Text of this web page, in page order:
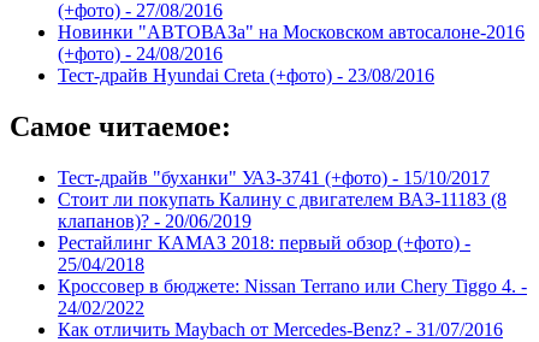
(+фото) - 27/08/2016
Новинки "АВТОВАЗа" на Московском автосалоне-2016
(+фото) - 24/08/2016
Тест-драйв Hyundai Creta (+фото) - 23/08/2016
Самое читаемое:
Тест-драйв "буханки" УАЗ-3741 (+фото) - 15/10/2017
Стоит ли покупать Калину с двигателем ВАЗ-11183 (8
клапанов)? - 20/06/2019
Рестайлинг КАМАЗ 2018: первый обзор (+фото) -
25/04/2018
Кроссовер в бюджете: Nissan Terrano или Chery Tiggo 4. -
24/02/2022
Как отличить Maybach от Mercedes-Benz? - 31/07/2016